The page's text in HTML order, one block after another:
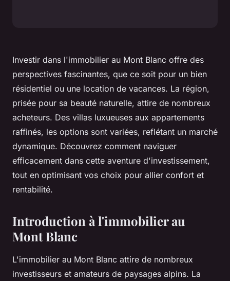
Investir dans l'immobilier au Mont Blanc offre des
perspectives fascinantes, que ce soit pour un bien
résidentiel ou une location de vacances. La région,
prisée pour sa beauté naturelle, attire de nombreux
acheteurs. Des villas luxueuses aux appartements
raffinés, les options sont variées, reflétant un marché
dynamique. Découvrez comment naviguer
efficacement dans cette aventure d'investissement,
tout en optimisant vos choix pour allier confort et
rentabilité.
Introduction à l'immobilier au
Mont Blanc
L'immobilier au Mont Blanc attire de nombreux
investisseurs et amateurs de paysages alpins. La